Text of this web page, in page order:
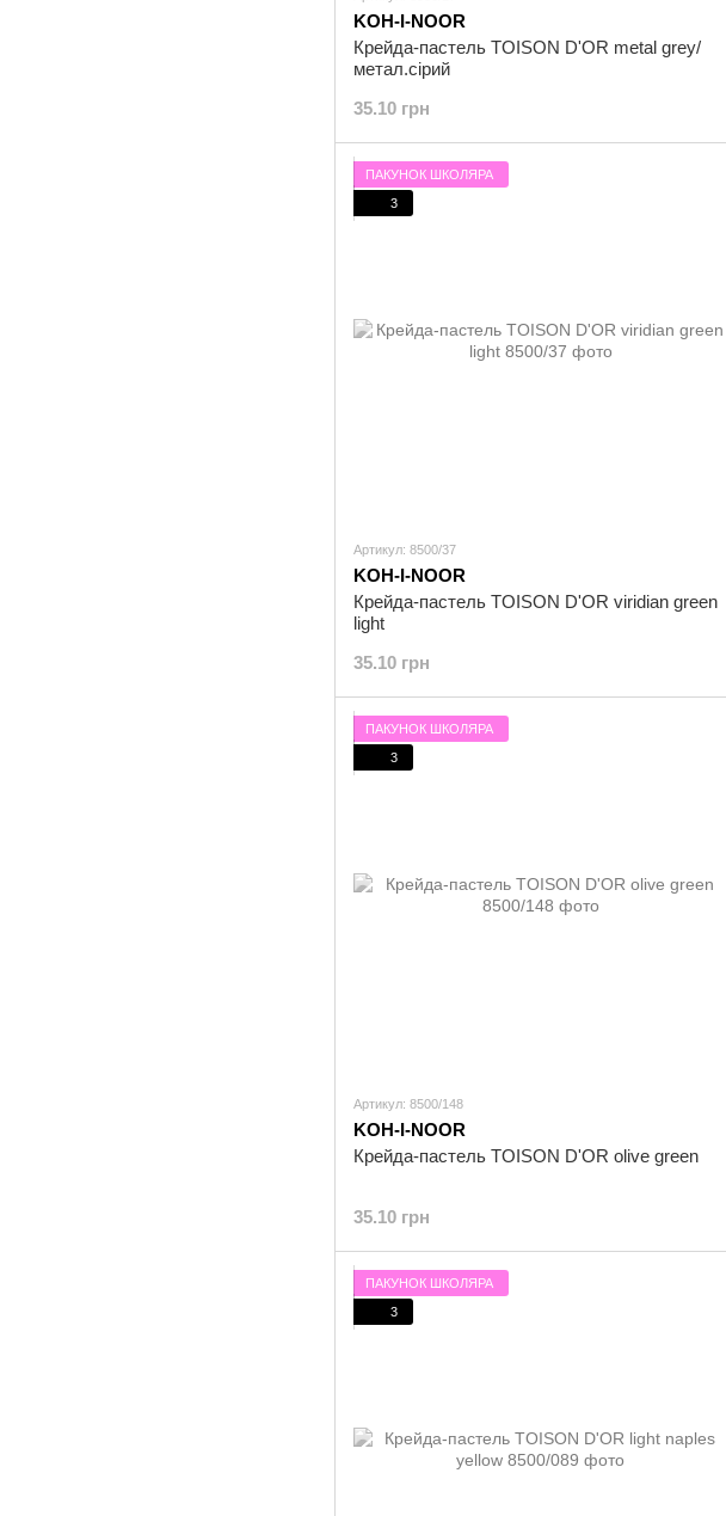
KOH-I-NOOR
Крейда-пастель TOISON D'OR metal grey/
метал.сірий
35.10 грн
ПАКУНОК ШКОЛЯРА
3
Артикул: 8500/37
KOH-I-NOOR
Крейда-пастель TOISON D'OR viridian green
light
35.10 грн
ПАКУНОК ШКОЛЯРА
3
Артикул: 8500/148
KOH-I-NOOR
Крейда-пастель TOISON D'OR olive green
35.10 грн
ПАКУНОК ШКОЛЯРА
3